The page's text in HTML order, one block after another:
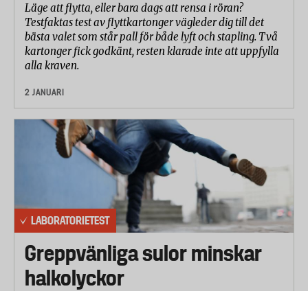
Läge att flytta, eller bara dags att rensa i röran?
Testfaktas test av flyttkartonger vägleder dig till det
bästa valet som står pall för både lyft och stapling. Två
kartonger fick godkänt, resten klarade inte att uppfylla
alla kraven.
2 JANUARI
LABORATORIETEST
Greppvänliga sulor minskar
halkolyckor